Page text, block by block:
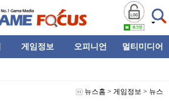
게임정보 오피니언 멀티미디어
뉴스홈 > 게임정보 > 뉴스